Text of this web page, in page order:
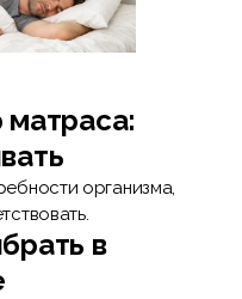
матраса:
организма,
в